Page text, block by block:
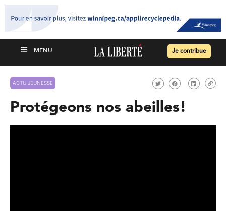
Je contribue
ACTU JEUNESSE
Protégeons nos abeilles!